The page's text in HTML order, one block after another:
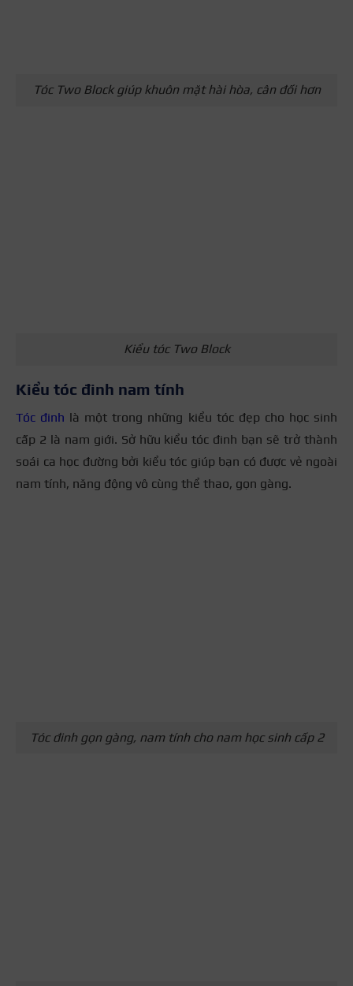
Tóc Two Block giúp khuôn mặt hài hòa, cân đối hơn
Kiểu tóc Two Block
Kiểu tóc đinh nam tính
Tóc đinh là một trong những kiểu tóc đẹp cho học sinh
cấp 2 là nam giới. Sở hữu kiểu tóc đinh bạn sẽ trở thành
soái ca học đường bởi kiểu tóc giúp bạn có được vẻ ngoài
nam tính, năng động vô cùng thể thao, gọn gàng.
Tóc đinh gọn gàng, nam tính cho nam học sinh cấp 2